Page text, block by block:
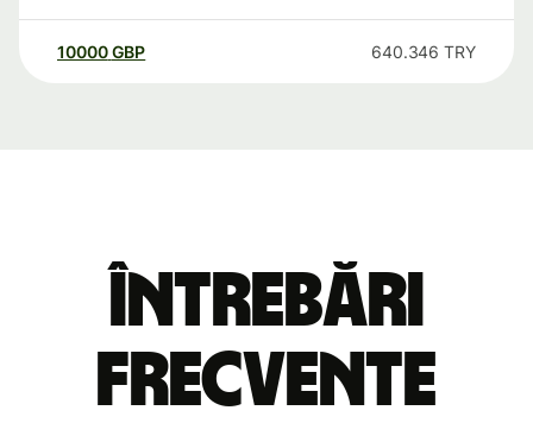
10000 GBP 640.346 TRY
Întrebări
frecvente